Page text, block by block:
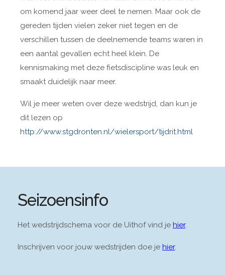
Seizoensinfo
Het wedstrijdschema voor de Uithof vind je hier.
Inschrijven voor jouw wedstrijden doe je hier.
om komend jaar weer deel te nemen. Maar ook de
gereden tijden vielen zeker niet tegen en de
verschillen tussen de deelnemende teams waren in
een aantal gevallen echt heel klein. De
kennismaking met deze fietsdiscipline was leuk en
smaakt duidelijk naar meer.
Wil je meer weten over deze wedstrijd, dan kun je
dit lezen op
http://www.stgdronten.nl/wielersport/tijdrit.html